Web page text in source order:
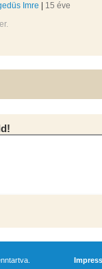
Imre
15 éve